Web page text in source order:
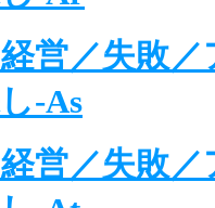
営／失敗／
-As
営／失敗／